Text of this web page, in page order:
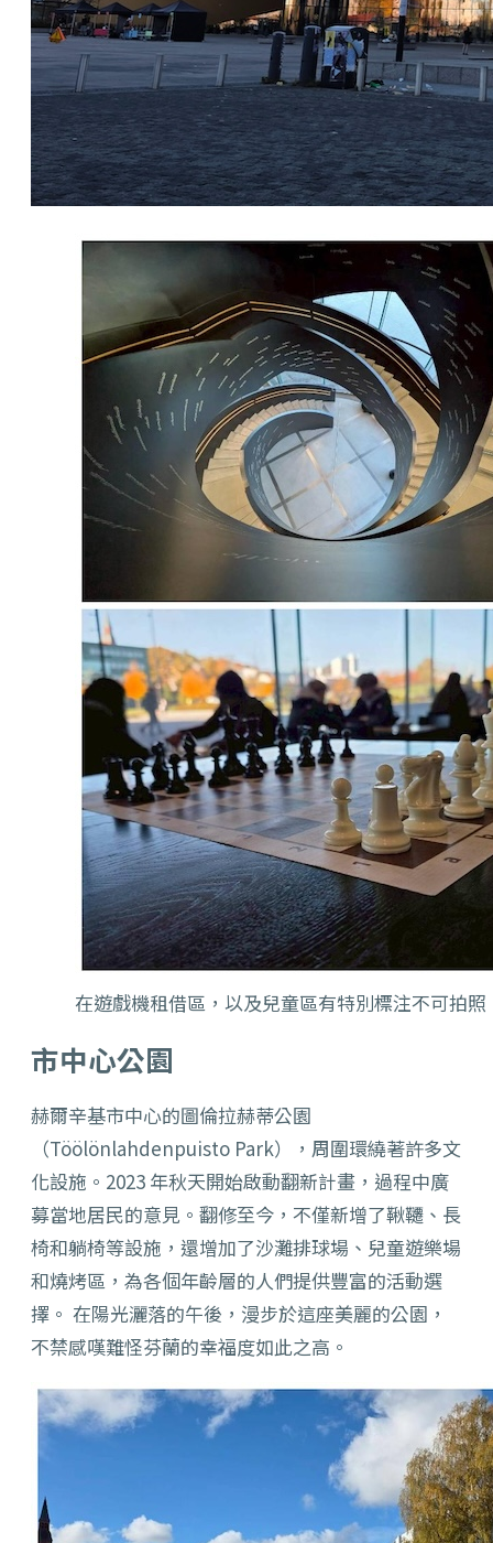
在遊戲機租借區，以及兒童區有特別標注不可拍
市中心公園
赫爾辛基市中心的圖倫拉赫蒂公園
（Töölönlahdenpuisto Park），周圍環繞著許多文
化設施。2023 年秋天開始啟動翻新計畫，過程中廣
募當地居民的意見。翻修至今，不僅新增了鞦韆、長
椅和躺椅等設施，還增加了沙灘排球場、兒童遊樂場
和燒烤區，為各個年齡層的人們提供豐富的活動選
擇。 在陽光灑落的午後，漫步於這座美麗的公園，
不禁感嘆難怪芬蘭的幸福度如此之高。